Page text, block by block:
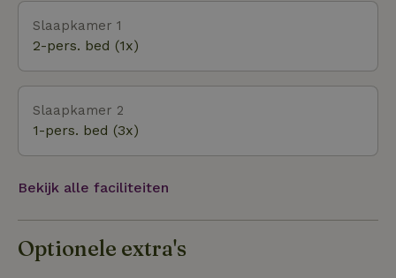
een water met vele watersportmogelijkheden zoals
surfen, waterskien, zeilen, wakeboarden, etc. Drie
kilometer ten noordoosten van de camping ligt de
Oosterscheldekering, het pronkstuk van de
deltawerken, met daarop het eiland “Neeltje Jans”.
Hier is een informatie- en attractiepark voor jong en
oud. Rustieke plaatsjes zoals Veere en Domburg
liggen op fietsafstand van de camping.
Slaapkamer 1
2-pers. bed (1x)
Slaapkamer 2
1-pers. bed (3x)
Bekijk alle faciliteiten
Optionele extra's